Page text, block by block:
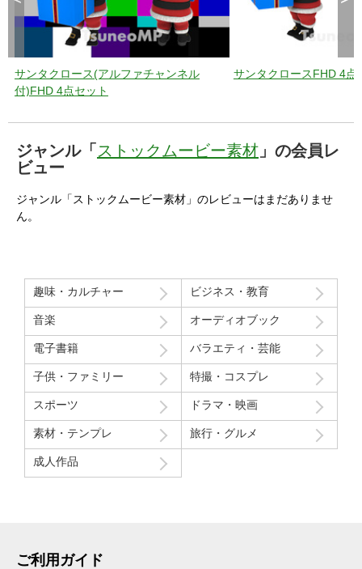
サンタクロース(アルファチャンネル
付)FHD 4点セット
サンタクロースFHD 4点
ジャンル「ストックムービー素材 」の会員レ
ビュー
ジャンル「ストックムービー素材」のレビューはまだありませ
ん。
趣味・カルチャー ビジネス・教育
音楽 オーディオブック
電子書籍 バラエティ・芸能
子供・ファミリー 特撮・コスプレ
スポーツ ドラマ・映画
素材・テンプレ 旅行・グルメ
成人作品
ご利用ガイド